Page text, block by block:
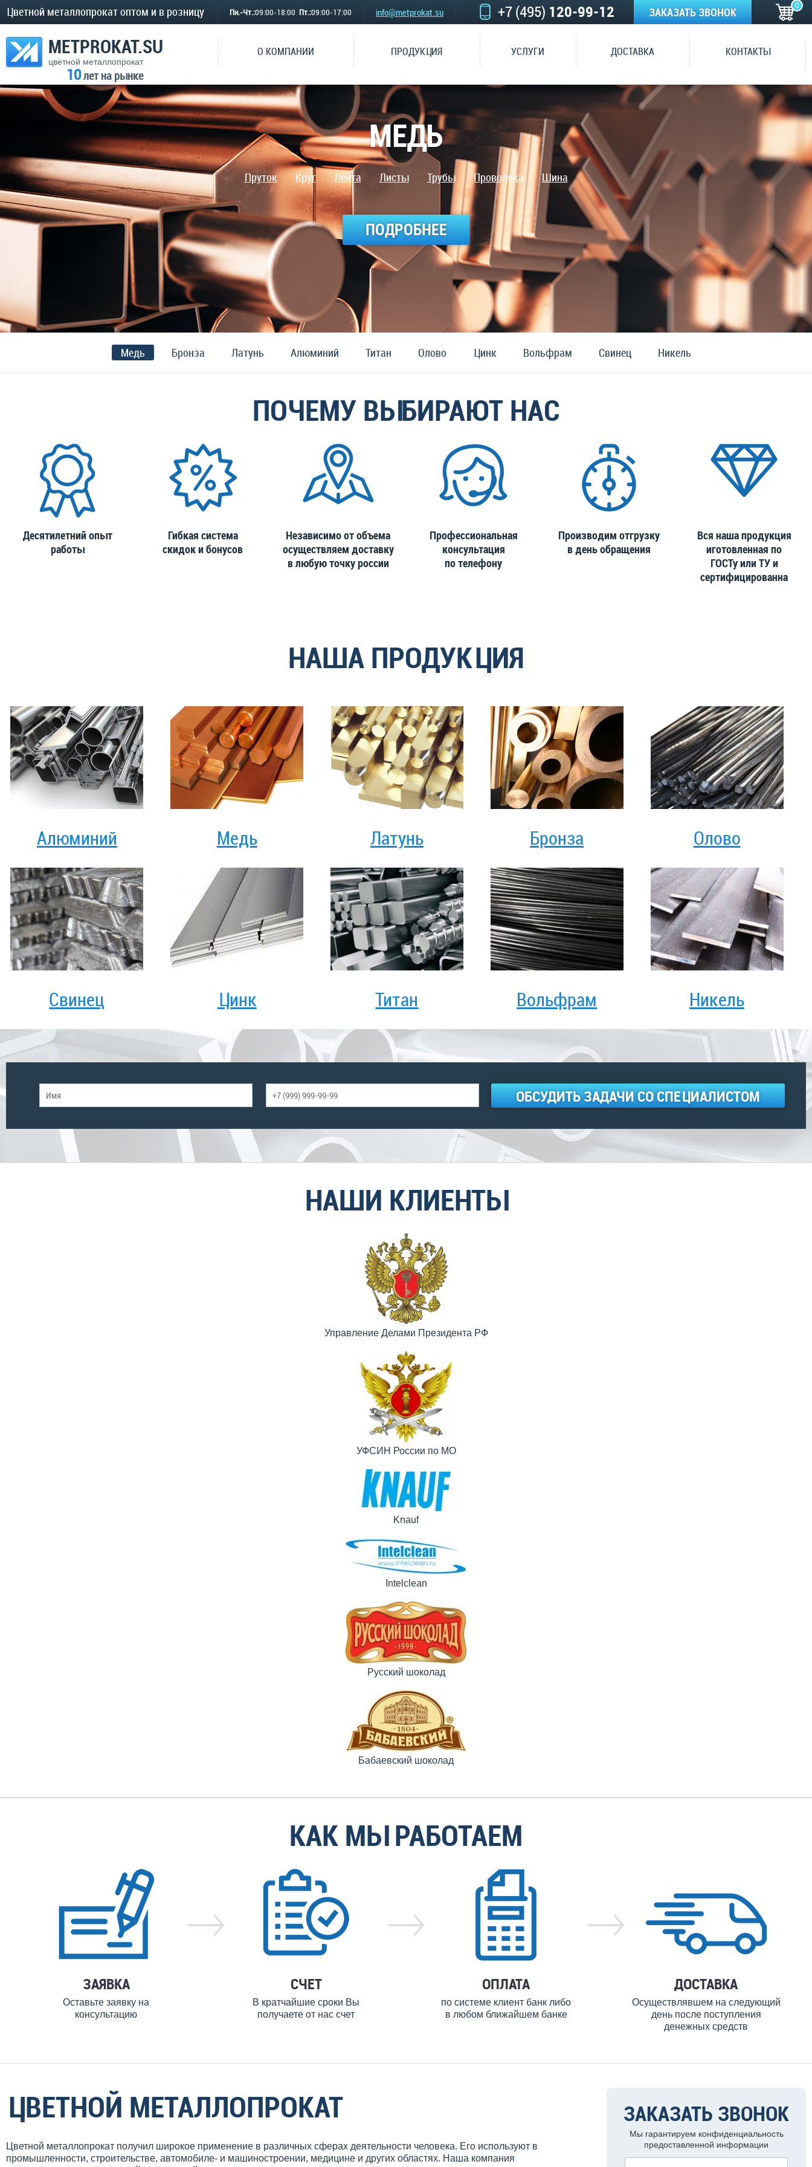
Цветной металлопрокат оптом и в розницу Пн.-Чт.:09:00-18:00 Пт.:09:00-17:00 info@metprokat.su +7 (495) 120-99-12 0
ЗАКАЗАТЬ ЗВОНОК
METPROKAT.SU
цветной металлопрокат
10лет на рынке
О КОМПАНИИ ПРОДУКЦИЯ УСЛУГИ ДОСТАВКА КОНТАКТЫ
МЕДЬ
Пруток Круг Лента Листы Трубы Проволока Шина
ПОДРОБНЕЕ
Медь Бронза Латунь Алюминий Титан Олово Цинк Вольфрам Свинец Никель
ПОЧЕМУ ВЫБИРАЮТ НАС
Десятилетний опыт
работы
Гибкая система
скидок и бонусов
Независимо от объема
осуществляем доставку
в любую точку россии
Профессиональная
консультация
по телефону
Производим отгрузку
в день обращения
Вся наша продукция
иготовленная по
ГОСТу или ТУ и
сертифицированна
НАША ПРОДУКЦИЯ
Алюминий Медь Латунь Бронза Олово
Свинец Цинк Титан Вольфрам Никель
ОБСУДИТЬ ЗАДАЧИ СО СПЕЦИАЛИСТОМ
НАШИ КЛИЕНТЫ
Управление Делами Президента РФ
УФСИН России по МО
Knauf
Intelclean
Русский шоколад
Бабаевский шоколад
КАК МЫ РАБОТАЕМ
ЗАЯВКА
Оставьте заявку на
консультацию
СЧЕТ
В кратчайшие сроки Вы
получаете от нас счет
ОПЛАТА
по системе клиент банк либо
в любом ближайшем банке
ДОСТАВКА
Осуществлявшем на следующий
день после поступления
денежных средств
ЗАКАЗАТЬ ЗВОНОК
Мы гарантируем конфиденциальность
предоставленной информации
ЦВЕТНОЙ МЕТАЛЛОПРОКАТ
Цветной металлопрокат получил широкое применение в различных сферах деятельности человека. Его используют в
промышленности, строительстве, автомобиле- и машиностроении, медицине и других областях. Наша компания